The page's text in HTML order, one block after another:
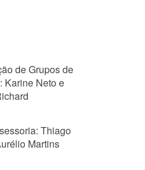
de Grupos de
Karine Neto e
Thiago
Martins